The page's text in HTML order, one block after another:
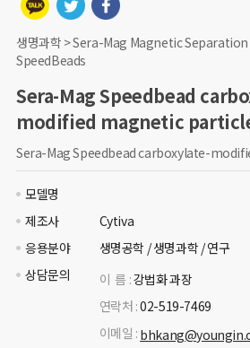
생명과학 > Sera-Mag Magnetic
SpeedBeads
Sera-Mag Speedbead
modified magnetic
Sera-Mag Speedbead carboxylate-
모델명
제조사
Cytiva
응용분야
생명공학 / 생명과학 / 연구
상담문의
이 름 :강법화 과장
연락처 :02-519-7469
이메일 :